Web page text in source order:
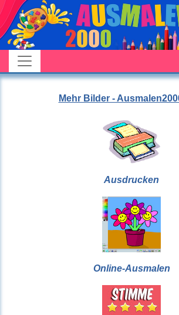
Mehr Bilder -
Ausdrucken
Online-Ausmalen